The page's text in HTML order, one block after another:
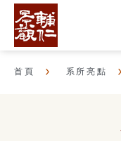
首頁 系所亮點